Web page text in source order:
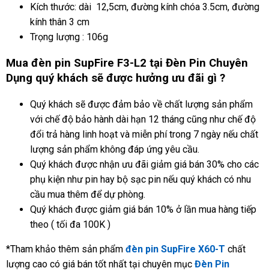
Kích thước: dài 12,5cm, đường kính chóa 3.5cm, đường
kính thân 3 cm
Trọng lượng : 106g
Mua đèn pin SupFire F3-L2 tại Đèn Pin Chuyên
Dụng quý khách sẽ được hưởng ưu đãi gì ?
Quý khách sẽ được đảm bảo về chất lượng sản phẩm
với chế độ bảo hành dài hạn 12 tháng cũng như chế độ
đổi trả hàng linh hoạt và miễn phí trong 7 ngày nếu chất
lượng sản phẩm không đáp ứng yêu cầu.
Quý khách được nhận ưu đãi giảm giá bán 30% cho các
phụ kiện như pin hay bộ sạc pin nếu quý khách có nhu
cầu mua thêm để dự phòng.
Quý khách được giảm giá bán 10% ở lần mua hàng tiếp
theo ( tối đa 100K )
*Tham khảo thêm sản phẩm đèn pin SupFire X60-T chất
lượng cao có giá bán tốt nhất tại chuyên mục Đèn Pin